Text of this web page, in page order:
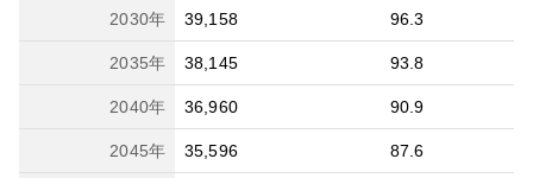
2030年 39,158 96.3
2035年 38,145 93.8
2040年 36,960 90.9
2045年 35,596 87.6